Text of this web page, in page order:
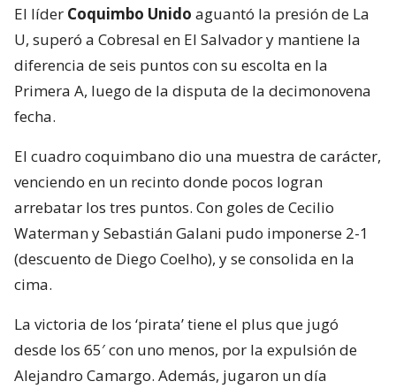
El líder Coquimbo Unido aguantó la presión de La
U, superó a Cobresal en El Salvador y mantiene la
diferencia de seis puntos con su escolta en la
Primera A, luego de la disputa de la decimonovena
fecha.
El cuadro coquimbano dio una muestra de carácter,
venciendo en un recinto donde pocos logran
arrebatar los tres puntos. Con goles de Cecilio
Waterman y Sebastián Galani pudo imponerse 2-1
(descuento de Diego Coelho), y se consolida en la
cima.
La victoria de los ‘pirata’ tiene el plus que jugó
desde los 65′ con uno menos, por la expulsión de
Alejandro Camargo. Además, jugaron un día